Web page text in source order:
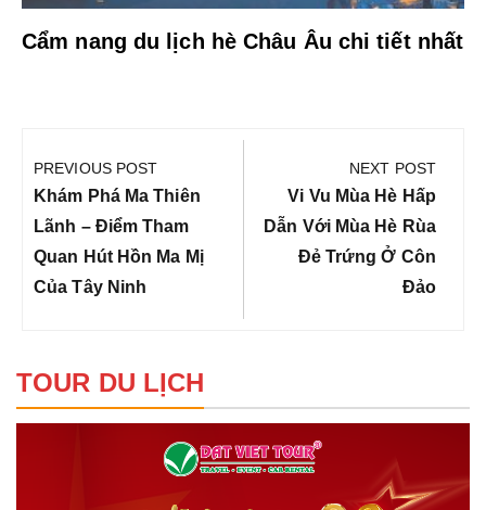
Cẩm nang du lịch hè Châu Âu chi tiết nhất
hướng
bài
viết
PREVIOUS POST
Previous
Post:
Khám Phá Ma Thiên
Lãnh – Điểm Tham
Quan Hút Hồn Ma Mị
Của Tây Ninh
NEXT POST
Next
Post:
Vi Vu Mùa Hè Hấp
Dẫn Với Mùa Hè Rùa
Đẻ Trứng Ở Côn
Đảo
TOUR DU LỊCH